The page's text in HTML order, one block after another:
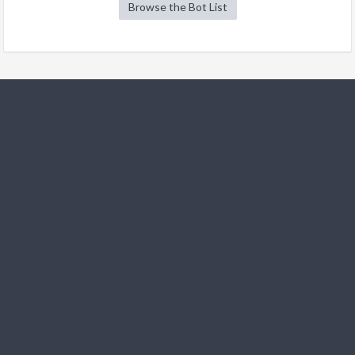
Browse the Bot List